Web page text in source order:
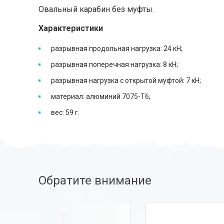
Овальный карабин без муфты.
Характеристики
разрывная продольная нагрузка: 24 кН;
разрывная поперечная нагрузка: 8 кН;
разрывная нагрузка с открытой муфтой: 7 кН;
материал: алюминий 7075-T6;
вес: 59 г.
Обратите внимание